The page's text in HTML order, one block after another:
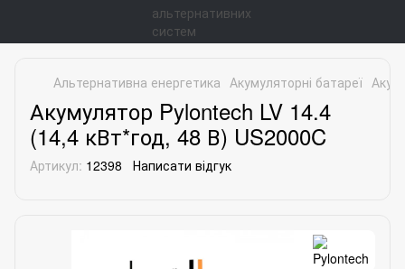
Альтернативна енергетика Акумуляторні батареї
Акумулятор Pylontech LV 14.4
(14,4 кВт*год, 48 В) US2000C
Артикул: 12398 Написати відгук